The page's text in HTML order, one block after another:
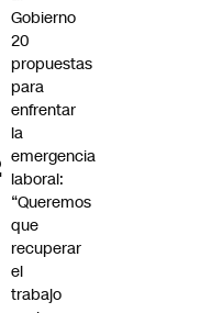
Gobierno
20
propuestas
para
enfrentar
la
emergencia
laboral:
“Queremos
que
recuperar
el
trabajo